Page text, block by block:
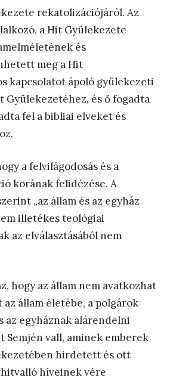
rekatolizációjáról. Az
a Hit Gyülekezete
és
meg a Hit
kapcsolatot ápoló gyülekezeti
Gyülekezetéhez, és ő fogadta
fel a bibliai elveket és
a felvilágodosás és a
korának felidézése. A
„az állam és az egyház
illetékes teológiai
az elválasztásából nem
hogy az állam nem avatkozhat
állam életébe, a polgárok
az egyháznak alárendelni
Semjén vall, aminek emberek
hirdetett és ott
híveinek vére